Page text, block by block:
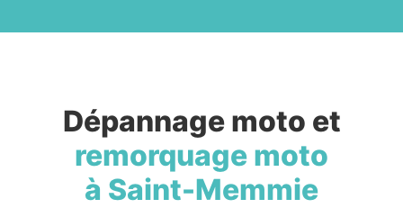
Dépannage moto et
remorquage moto
à Saint-Memmie